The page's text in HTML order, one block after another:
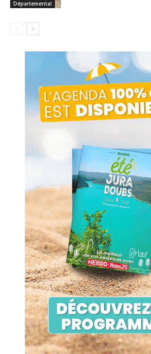
Départemental